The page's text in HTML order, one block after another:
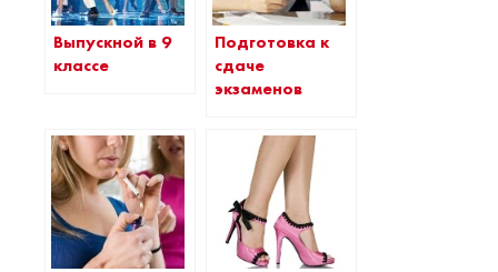
Выпускной в 9
классе
Подготовка к
сдаче
экзаменов